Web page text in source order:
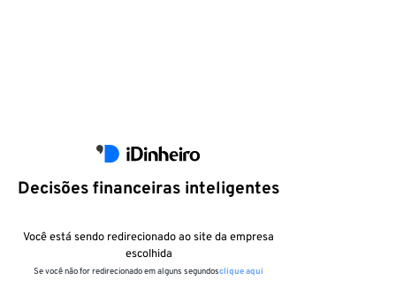
Decisões financeiras inteligentes
Você está sendo redirecionado ao site da empresa
escolhida
Se você não for redirecionado em alguns segundosclique aqui